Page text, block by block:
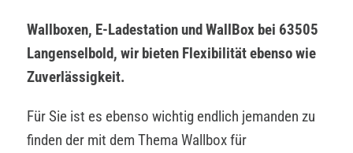
Wallboxen, E-Ladestation und WallBox bei 63505
Langenselbold, wir bieten Flexibilität ebenso wie
Zuverlässigkeit.
Für Sie ist es ebenso wichtig endlich jemanden zu
finden der mit dem Thema Wallbox für